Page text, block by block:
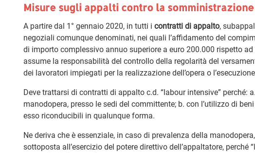
Misure sugli appalti contro la
A partire dal 1° gennaio 2020, in tutti i contratti di appalto,
negoziali comunque denominati, nei quali l’affidamento del
di importo complessivo annuo superiore a euro 200.000 rispetto
assume la responsabilità del controllo della regolarità del
dei lavoratori impiegati per la realizzazione dell’opera o
Deve trattarsi di contratti di appalto c.d. “labour intensive”
manodopera, presso le sedi del committente; b. con l’utilizzo di
esso riconducibili in qualunque forma.
Ne deriva che è essenziale, in caso di prevalenza della
sottoposta all’esercizio del potere direttivo dell’appaltatore, perché